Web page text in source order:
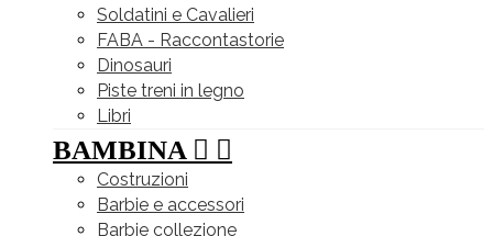
Soldatini e Cavalieri
FABA - Raccontastorie
Dinosauri
Piste treni in legno
Libri
BAMBINA  
Costruzioni
Barbie e accessori
Barbie collezione